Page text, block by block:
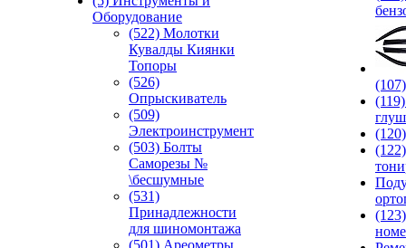
Оборудование
(522) Молотки
Кувалды Киянки
Топоры
(526)
Опрыскиватель
(509)
Электроинструмент
(503) Болты
Саморезы №
\бесшумные
(531)
Принадлежности
для шиномонтажа
(501) Ареометры